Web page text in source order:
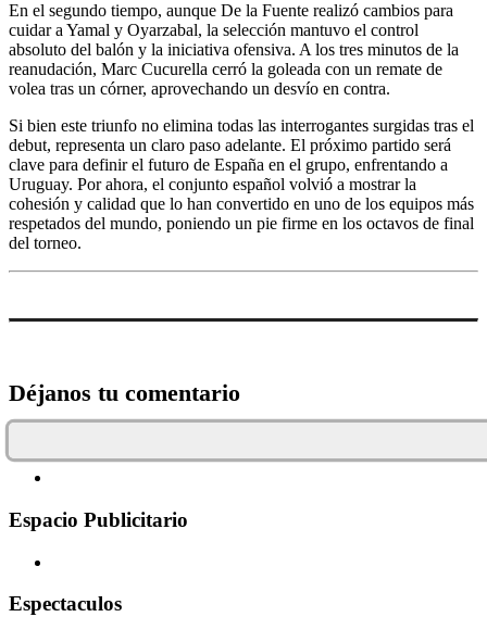
En el segundo tiempo, aunque De la Fuente realizó cambios para
cuidar a Yamal y Oyarzabal, la selección mantuvo el control
absoluto del balón y la iniciativa ofensiva. A los tres minutos de la
reanudación, Marc Cucurella cerró la goleada con un remate de
volea tras un córner, aprovechando un desvío en contra.
Si bien este triunfo no elimina todas las interrogantes surgidas tras el
debut, representa un claro paso adelante. El próximo partido será
clave para definir el futuro de España en el grupo, enfrentando a
Uruguay. Por ahora, el conjunto español volvió a mostrar la
cohesión y calidad que lo han convertido en uno de los equipos más
respetados del mundo, poniendo un pie firme en los octavos de final
del torneo.
Déjanos tu comentario
Espacio Publicitario
Espectaculos